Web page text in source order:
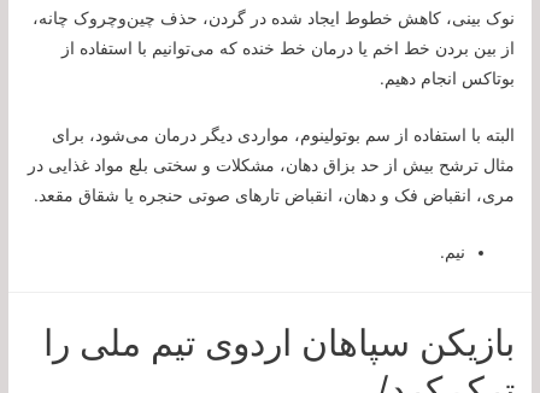
نوک بینی، کاهش خطوط ایجاد شده در گردن، حذف چین‌وچروک چانه،
از بین بردن خط اخم یا درمان خط خنده که می‌توانیم با استفاده از
بوتاکس انجام دهیم.
البته با استفاده از سم بوتولینوم، مواردی دیگر درمان می‌شود، برای
مثال ترشح بیش از حد بزاق دهان، مشکلات و سختی بلع مواد غذایی در
مری، انقباض فک و دهان، انقباض تارهای صوتی حنجره یا شقاق مقعد.
نیم.
بازیکن سپاهان اردوی تیم ملی را